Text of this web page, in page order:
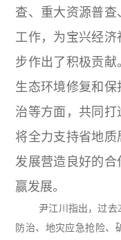
查、重大资源普
工作，为宝兴经
步作出了积极贡献
生态环境修复和
治等方面，共同打
将全力支持省地
发展营造良好的
赢发展。
尹江川指出，过去20
防治、地灾应急抢险、